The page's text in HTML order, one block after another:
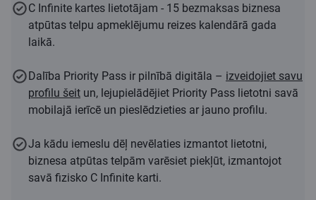
C Infinite kartes lietotājam - 15 bezmaksas biznesa
atpūtas telpu apmeklējumu reizes kalendārā gada
laikā.
Dalība Priority Pass ir pilnībā digitāla – izveidojiet savu
profilu šeit un, lejupielādējiet Priority Pass lietotni savā
mobilajā ierīcē un pieslēdzieties ar jauno profilu.
Ja kādu iemeslu dēļ nevēlaties izmantot lietotni,
biznesa atpūtas telpām varēsiet piekļūt, izmantojot
savā fizisko C Infinite karti.